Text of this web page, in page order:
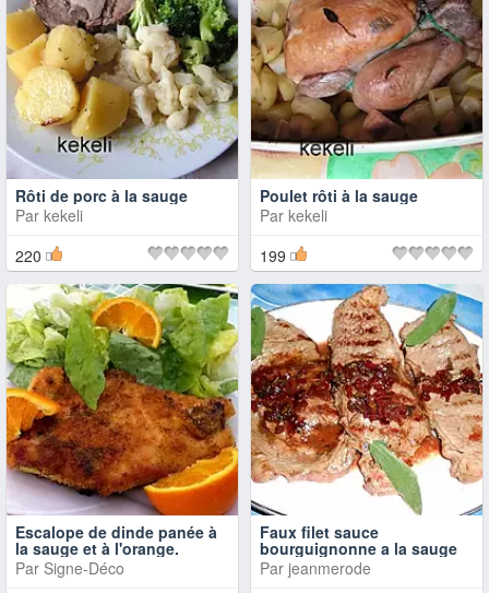
Rôti de porc à la sauge
Par kekeli
220
Poulet rôti à la sauge
Par kekeli
199
Escalope de dinde panée à
la sauge et à l'orange.
Par Signe-Déco
Faux filet sauce
bourguignonne a la sauge
Par jeanmerode